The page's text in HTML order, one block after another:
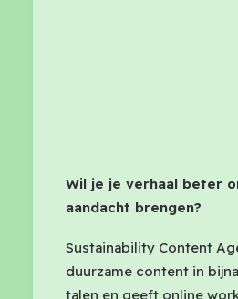
Wil je je verhaal beter
aandacht brengen?
Sustainability Content
duurzame content in
talen en geeft online